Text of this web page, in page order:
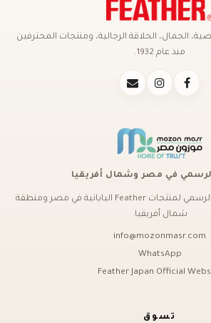
الجمال، الحلاقة الرجالية، ومنتجات المحترفين
منذ عام 1932.
تسوق
في مصر وشمال أفريقيا
موزون مصر هي الوكيل الرسمي لمنتجات Feather اليابانية في مصر ومنطقة
شمال أفريقيا.
info@mozonmasr.com
WhatsApp
Feather Japan Official